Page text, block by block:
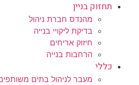
תחזוק בניין
מהנדס חברת ניהול
בדיקת ליקויי בנייה
חיזוק אריחים
הרחבות בנייה
כללי
מעבר לניהול בתים משותפים